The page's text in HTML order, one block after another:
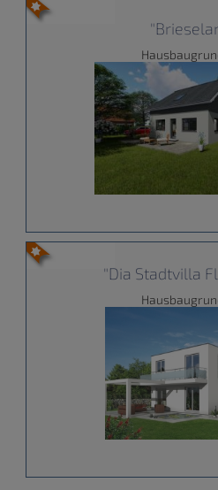
"Dia Stadtvilla